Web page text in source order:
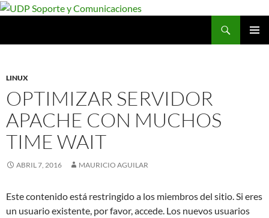
Saltar
LINUX
OPTIMIZAR SERVIDOR
APACHE CON MUCHOS
TIME WAIT
ABRIL 7, 2016 MAURICIO AGUILAR
Este contenido está restringido a los miembros del sitio. Si eres
un usuario existente, por favor, accede. Los nuevos usuarios